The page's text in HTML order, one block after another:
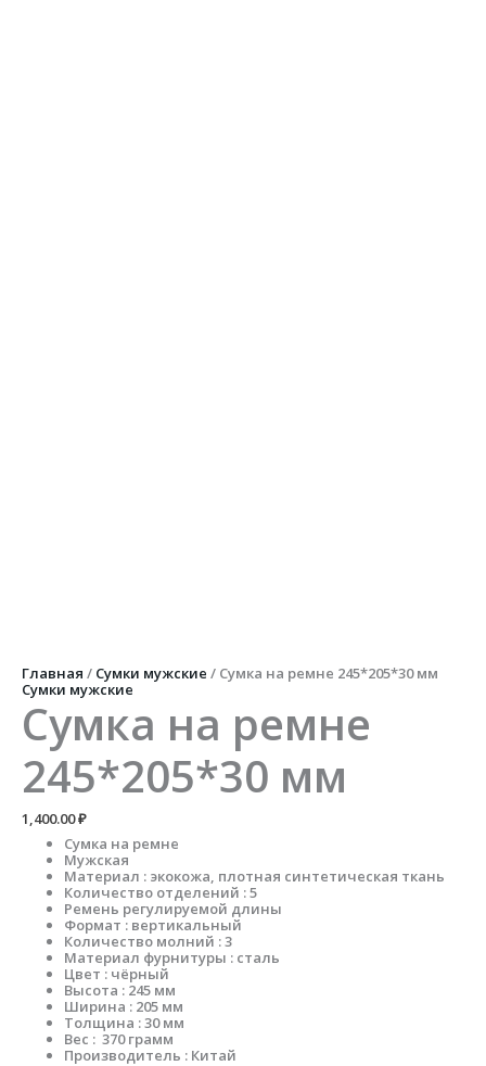
Главная / Сумки мужские / Сумка на ремне 245*205*30 мм
Сумки мужские
Сумка на ремне
245*205*30 мм
1,400.00₽
Сумка на ремне
Мужская
Материал : экокожа, плотная синтетическая ткань
Количество отделений : 5
Ремень регулируемой длины
Формат : вертикальный
Количество молний : 3
Материал фурнитуры : сталь
Цвет : чёрный
Высота : 245 мм
Ширина : 205 мм
Толщина : 30 мм
Вес : 370 грамм
Производитель : Китай